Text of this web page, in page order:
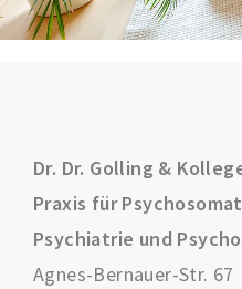
Dr. Dr. Golling &
Praxis für
Psychiatrie und
Agnes-Bernauer-Str. 67